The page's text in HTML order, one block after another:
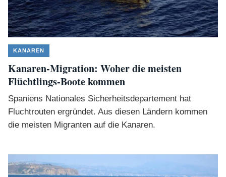
KANAREN
Kanaren-Migration: Woher die meisten
Flüchtlings-Boote kommen
Spaniens Nationales Sicherheitsdepartement hat
Fluchtrouten ergründet. Aus diesen Ländern kommen
die meisten Migranten auf die Kanaren.